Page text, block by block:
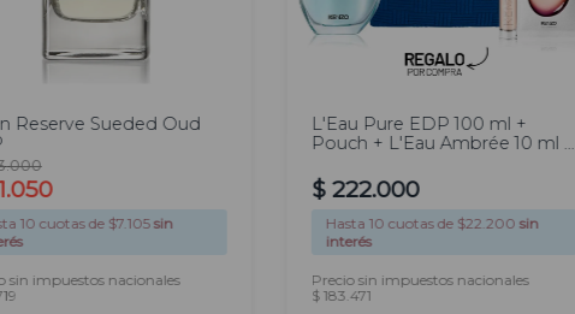
Reserve Sueded Oud
.000
.050
10 cuotas de $7.105 sin
sin impuestos nacionales
L'Eau Pure EDP 100 ml +
Pouch + L'Eau Ambrée 10 ml +
$ 222.000
Hasta 10 cuotas de $22.200 sin
interés
Precio sin impuestos nacionales
$ 183.471